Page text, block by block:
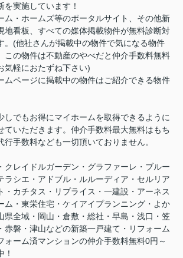
実施しています！
ム・ホームズ等のポータルサイト、その他新
地看板、すべての媒体掲載物件が無料診断対
。(他社さんが掲載中の物件で気になる物件
この物件は不動産のやべだと仲介手数料無料
気軽におたずね下さい)
ページに掲載中の物件はご紹介できる物件
しでもお得にマイホームを取得できるように
ていただきます。仲介手数料最大無料はもち
行手数料なども一切頂いておりません。
クレイドルガーデン・グラファーレ・ブルー
ラシエ・アドブル・ルルーディア・セルリア
・カチタス・リプライス・一建設・アーネス
ム・東栄住宅・ケイアイプランニング・よか
県全域・岡山・倉敷・総社・早島・浅口・笠
赤磐・津山などの新築一戸建て・リフォーム
ォーム済マンションの仲介手数料無料0円～
！